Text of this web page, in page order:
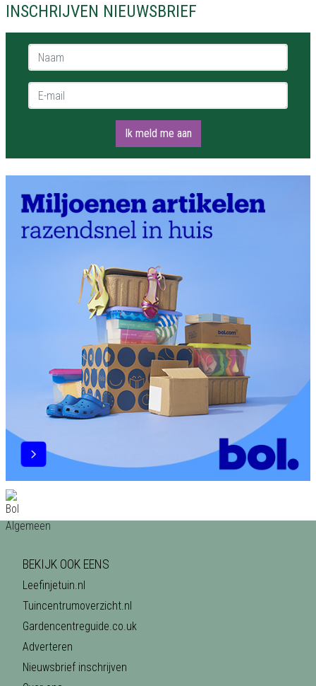
INSCHRIJVEN NIEUWSBRIEF
Naam *
E-mail *
Ik meld me aan
BEKIJK OOK EENS
Leefinjetuin.nl
Tuincentrumoverzicht.nl
Gardencentreguide.co.uk
Adverteren
Nieuwsbrief inschrijven